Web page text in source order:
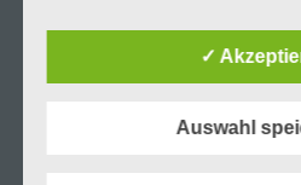
Zusammenhang
Gedanken das ganze
Süden zurück zukehren.
juristische Person, Behörde,
andere Stelle, die
✓
Auswahl